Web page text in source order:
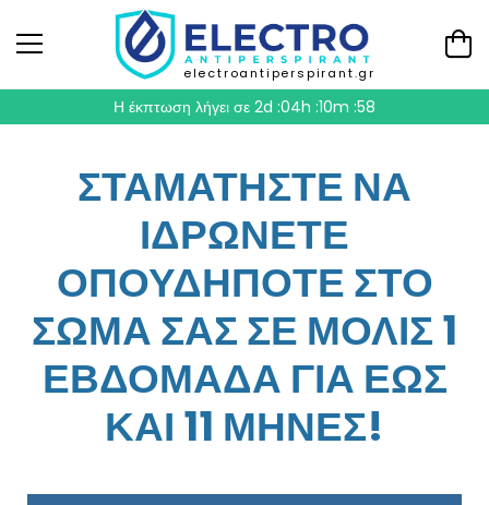
electroantiperspirant.gr
Η έκπτωση λήγει σε 2d :04h :10m :56
ΣΤΑΜΑΤΗΣΤΕ ΝΑ
ΙΔΡΩΝΕΤΕ
ΟΠΟΥΔΗΠΟΤΕ ΣΤΟ
ΣΩΜΑ ΣΑΣ ΣΕ ΜΟΛΙΣ 1
ΕΒΔΟΜΑΔΑ ΓΙΑ ΕΩΣ
ΚΑΙ 11 ΜΗΝΕΣ!